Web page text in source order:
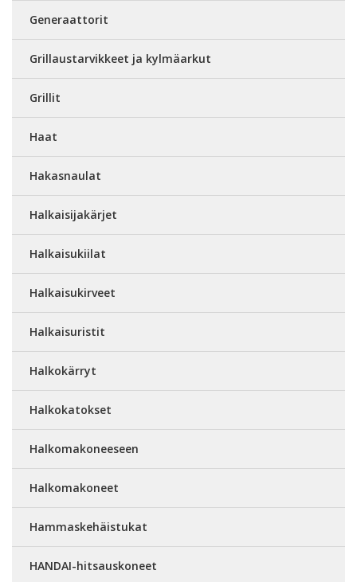
Generaattorit
Grillaustarvikkeet ja kylmäarkut
Grillit
Haat
Hakasnaulat
Halkaisijakärjet
Halkaisukiilat
Halkaisukirveet
Halkaisuristit
Halkokärryt
Halkokatokset
Halkomakoneeseen
Halkomakoneet
Hammaskehäistukat
HANDAI-hitsauskoneet